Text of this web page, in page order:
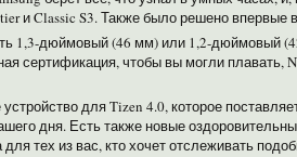
и Classic S3. Также было решено
1,3-дюймовый (46 мм) или 1,2-дюймовый
сертификация, чтобы вы могли плавать,
для Tizen 4.0, которое
дня. Есть также новые
для тех из вас, кто хочет отслеживать